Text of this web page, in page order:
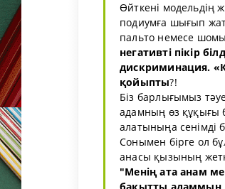
Өйткені модельдің
подиумға шығып
пальто немесе
негативті пікір
дискриминация.
қойыпты?!
Біз барлығымыз
адамның өз құқығы
алатыныңа сенімді
Сонымен бірге ол
анасы қызының
"Менің ата анам